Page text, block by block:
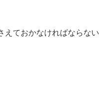
えておかなければならない